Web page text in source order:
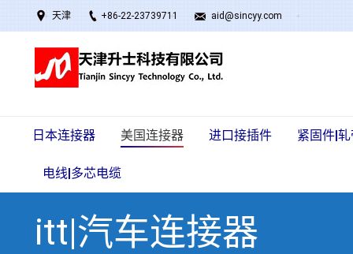
天津 +86-22-23739711 aid@sincyy.com
日本连接器 美国连接器 进口接插件 紧固件|
电线|多芯电缆
itt|汽车连接器